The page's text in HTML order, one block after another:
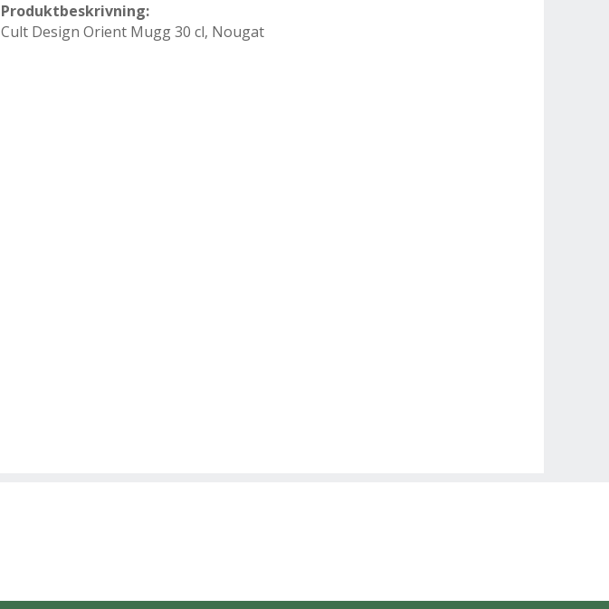
Produktbeskrivning:
Cult Design Orient Mugg 30 cl, Nougat